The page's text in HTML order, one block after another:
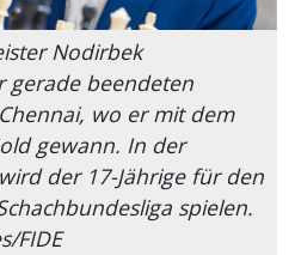
Nodirbek
gerade beendeten
wo er mit dem
gewann. In der
der 17-Jährige für den
spielen.
FIDE